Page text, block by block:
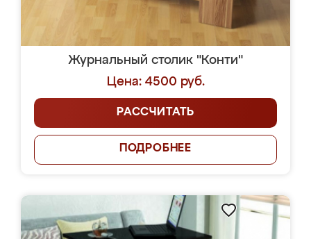
Журнальный столик "Конти"
Цена: 4500 руб.
РАССЧИТАТЬ
ПОДРОБНЕЕ